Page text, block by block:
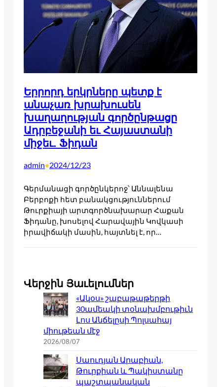
Երրորդ երկրները պետք է
անաչառ խրախուսեն
խաղաղության գործընթացը
Ադրբեջանի եւ Հայաստանի
միջեւ. Ֆիդան
admin•2024/12/23
Գերմանացի գործընկերոջ՝ Աննալենա
Բերբոքի հետ բանակցություններում
Թուրքիայի արտգործնախարար Հաքան
Ֆիդանը, խոսելով Հարավային Կովկասի
իրավիճակի մասին, հայտնել է, որ…
Վերջին Յաւելումներ
«Ակօս» շաբաթաթերթի
30ամեակի տօնախմբութիւն
Լոս Անճելըսի Պոլսահայ
միութեան մէջ
2026/08/07
Սաուդյան Արաբիան,
Թուրքիան և Պակիստանը
պաշտպանական